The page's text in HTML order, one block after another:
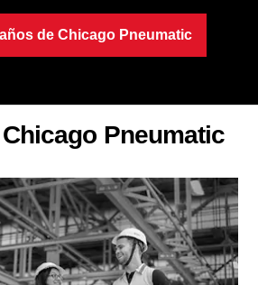
de Chicago Pneumatic
Pneumatic